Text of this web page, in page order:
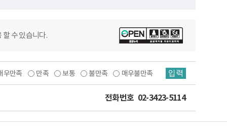
할 수 있습니다.
우만족 만족 보통 불만족 매우불만족 입력
전화번호 02-3423-5114